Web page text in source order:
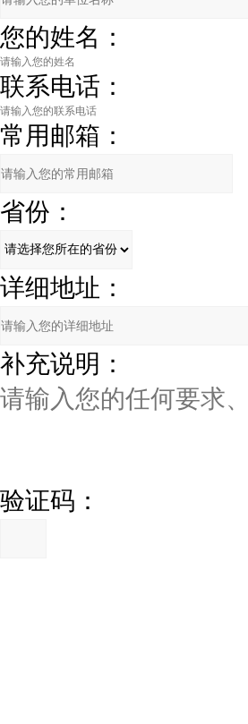
您的姓名：
联系电话：
常用邮箱：
省份：
详细地址：
补充说明：
验证码：